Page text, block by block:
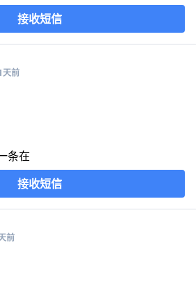
接收短信
天前
条在
接收短信
前